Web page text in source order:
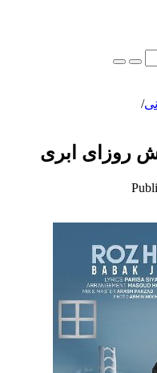
/
روزای ابری